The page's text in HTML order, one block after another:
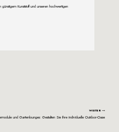
Kunststoff und unseren hochwertigen
WEITER
und Gartenlounges: Gestalten Sie Ihre individuelle Outdoor-Oase